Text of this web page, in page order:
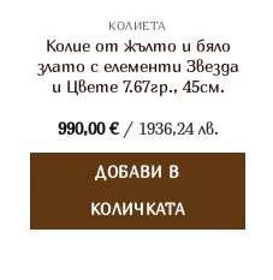
КОЛИЕТА
Колие от жълто и бяло
злато с елементи Звезда
и Цвете 7.67гр., 45см.
990,00€/ 1936,24 лв.
ДОБАВИ В
КОЛИЧКАТА